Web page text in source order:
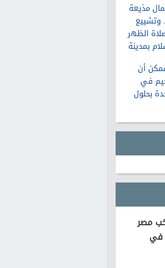
مذيعة
وتشييع
الظهر
بمدينة
أن
في
بحلول
مصر
في